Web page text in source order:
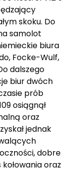
skoku. Do
samolot
biura
Focke-Wulf,
dalszego
biur dwóch
prób
osiągnął
oraz
jednak
dobre
oraz